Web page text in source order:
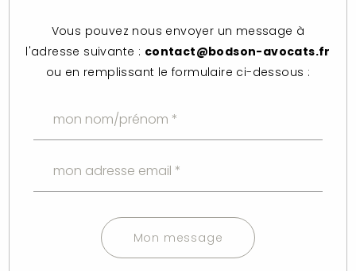
Vous pouvez nous envoyer un message à
l'adresse suivante : contact@bodson-avocats.fr
ou en remplissant le formulaire ci-dessous :
Mon message